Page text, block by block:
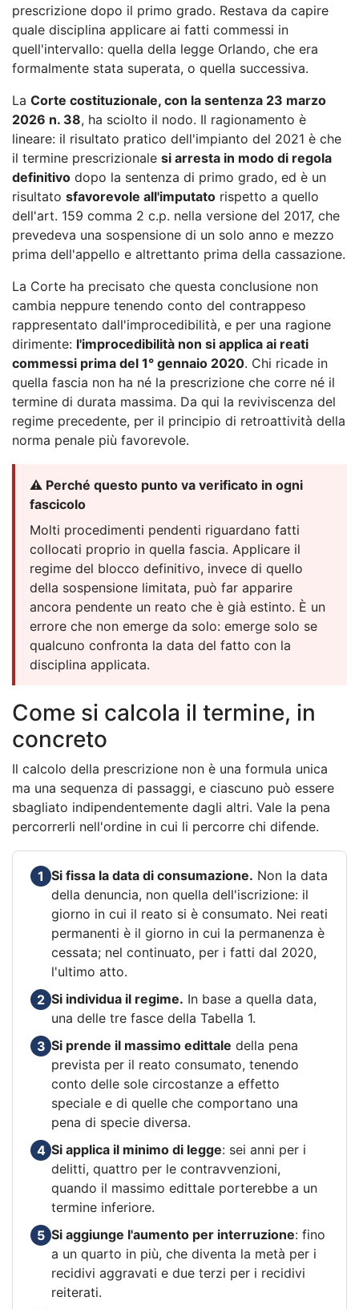
prescrizione dopo il primo grado. Restava da capire
quale disciplina applicare ai fatti commessi in
quell'intervallo: quella della legge Orlando, che era
formalmente stata superata, o quella successiva.
La Corte costituzionale, con la sentenza 23 marzo
2026 n. 38, ha sciolto il nodo. Il ragionamento è
lineare: il risultato pratico dell'impianto del 2021 è che
il termine prescrizionale si arresta in modo di regola
definitivo dopo la sentenza di primo grado, ed è un
risultato sfavorevole all'imputato rispetto a quello
dell'art. 159 comma 2 c.p. nella versione del 2017, che
prevedeva una sospensione di un solo anno e mezzo
prima dell'appello e altrettanto prima della cassazione.
La Corte ha precisato che questa conclusione non
cambia neppure tenendo conto del contrappeso
rappresentato dall'improcedibilità, e per una ragione
dirimente: l'improcedibilità non si applica ai reati
commessi prima del 1° gennaio 2020. Chi ricade in
quella fascia non ha né la prescrizione che corre né il
termine di durata massima. Da qui la reviviscenza del
regime precedente, per il principio di retroattività della
norma penale più favorevole.
⚠️ Perché questo punto va verificato in ogni
fascicolo
Molti procedimenti pendenti riguardano fatti
collocati proprio in quella fascia. Applicare il
regime del blocco definitivo, invece di quello
della sospensione limitata, può far apparire
ancora pendente un reato che è già estinto. È un
errore che non emerge da solo: emerge solo se
qualcuno confronta la data del fatto con la
disciplina applicata.
Come si calcola il termine, in
concreto
Il calcolo della prescrizione non è una formula unica
ma una sequenza di passaggi, e ciascuno può essere
sbagliato indipendentemente dagli altri. Vale la pena
percorrerli nell'ordine in cui li percorre chi difende.
1 Si fissa la data di consumazione. Non la data
della denuncia, non quella dell'iscrizione: il
giorno in cui il reato si è consumato. Nei reati
permanenti è il giorno in cui la permanenza è
cessata; nel continuato, per i fatti dal 2020,
l'ultimo atto.
2 Si individua il regime. In base a quella data,
una delle tre fasce della Tabella 1.
3 Si prende il massimo edittale della pena
prevista per il reato consumato, tenendo
conto delle sole circostanze a effetto
speciale e di quelle che comportano una
pena di specie diversa.
4 Si applica il minimo di legge: sei anni per i
delitti, quattro per le contravvenzioni,
quando il massimo edittale porterebbe a un
termine inferiore.
5 Si aggiunge l'aumento per interruzione: fino
a un quarto in più, che diventa la metà per i
recidivi aggravati e due terzi per i recidivi
reiterati.